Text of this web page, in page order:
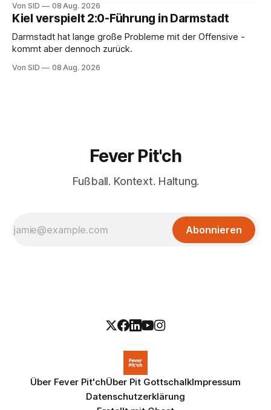
Von SID 08 Aug. 2026
Kiel verspielt 2:0-Führung in Darmstadt
Darmstadt hat lange große Probleme mit der Offensive -
kommt aber dennoch zurück.
Von SID 08 Aug. 2026
Fever Pit'ch
Fußball. Kontext. Haltung.
Abonnieren
Über Fever Pit'chÜber Pit GottschalkImpressum
Datenschutzerklärung